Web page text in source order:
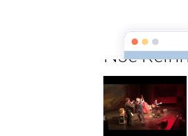
Noe